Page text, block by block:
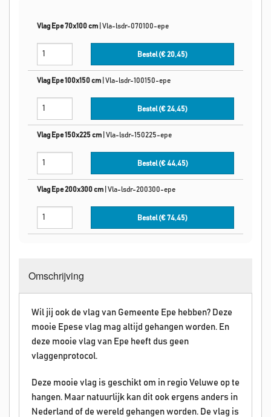
Vlag Epe 70x100 cm Vla-lsdr-070100-epe
Bestel (€20,45)
Vlag Epe 100x150 cm Vla-lsdr-100150-epe
Bestel (€24,45)
Vlag Epe 150x225 cm Vla-lsdr-150225-epe
Bestel (€44,45)
Vlag Epe 200x300 cm Vla-lsdr-200300-epe
Bestel (€74,45)
Omschrijving
Wil jij ook de vlag van Gemeente Epe hebben? Deze
mooie Epese vlag mag altijd gehangen worden. En
deze mooie vlag van Epe heeft dus geen
vlaggenprotocol.
Deze mooie vlag is geschikt om in regio Veluwe op te
hangen. Maar natuurlijk kan dit ook ergens anders in
Nederland of de wereld gehangen worden. De vlag is